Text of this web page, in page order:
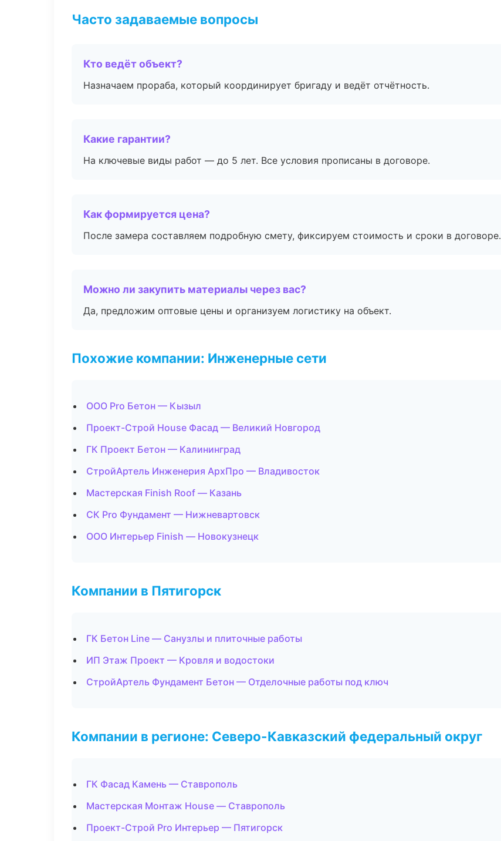
Часто задаваемые вопросы
Кто ведёт объект?
Назначаем прораба, который координирует бригаду и ведёт отчётность.
Какие гарантии?
На ключевые виды работ — до 5 лет. Все условия прописаны в договоре.
Как формируется цена?
После замера составляем подробную смету, фиксируем стоимость и сроки в договоре.
Можно ли закупить материалы через вас?
Да, предложим оптовые цены и организуем логистику на объект.
Похожие компании: Инженерные сети
ООО Pro Бетон — Кызыл
Проект-Строй House Фасад — Великий Новгород
ГК Проект Бетон — Калининград
СтройАртель Инженерия АрхПро — Владивосток
Мастерская Finish Roof — Казань
СК Pro Фундамент — Нижневартовск
ООО Интерьер Finish — Новокузнецк
Компании в Пятигорск
ГК Бетон Line — Санузлы и плиточные работы
ИП Этаж Проект — Кровля и водостоки
СтройАртель Фундамент Бетон — Отделочные работы под ключ
Компании в регионе: Северо-Кавказский федеральный округ
ГК Фасад Камень — Ставрополь
Мастерская Монтаж House — Ставрополь
Проект-Строй Pro Интерьер — Пятигорск